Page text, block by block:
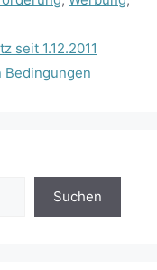
seit 1.12.2011
Bedingungen
Suchen